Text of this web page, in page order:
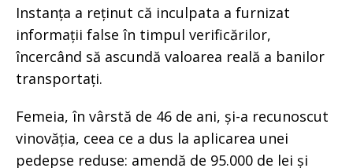
Instanța a reținut că inculpata a furnizat
informații false în timpul verificărilor,
încercând să ascundă valoarea reală a banilor
transportați.
Femeia, în vârstă de 46 de ani, și-a recunoscut
vinovăția, ceea ce a dus la aplicarea unei
pedepse reduse: amendă de 95.000 de lei și